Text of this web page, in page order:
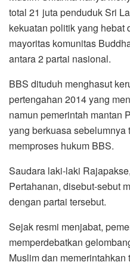
total 21 juta penduduk Sri
kekuatan politik yang hebat
mayoritas komunitas
antara 2 partai nasional.
BBS dituduh menghasut
pertengahan 2014 yang
namun pemerintah mantan
yang berkuasa sebelumnya
memproses hukum BBS.
Saudara laki-laki
Pertahanan, disebut-sebut
dengan partai tersebut.
Sejak resmi menjabat,
memperdebatkan
Muslim dan